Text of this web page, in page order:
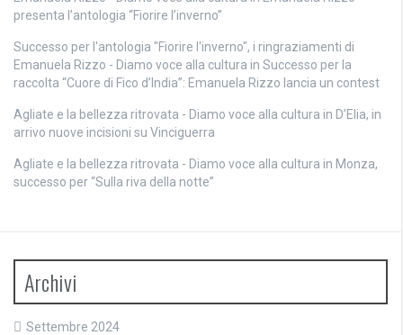
presenta l’antologia “Fiorire l’inverno”
Successo per l'antologia "Fiorire l'inverno", i ringraziamenti di
Emanuela Rizzo - Diamo voce alla cultura in Successo per la
raccolta “Cuore di Fico d’India”: Emanuela Rizzo lancia un contest
Agliate e la bellezza ritrovata - Diamo voce alla cultura in D’Elia, in
arrivo nuove incisioni su Vinciguerra
Agliate e la bellezza ritrovata - Diamo voce alla cultura in Monza,
successo per “Sulla riva della notte”
Archivi
Settembre 2024